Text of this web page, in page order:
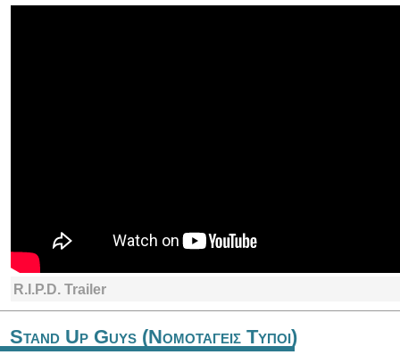
R.I.P.D. Trailer
Stand Up Guys (Νομοταγεις Τυποι)